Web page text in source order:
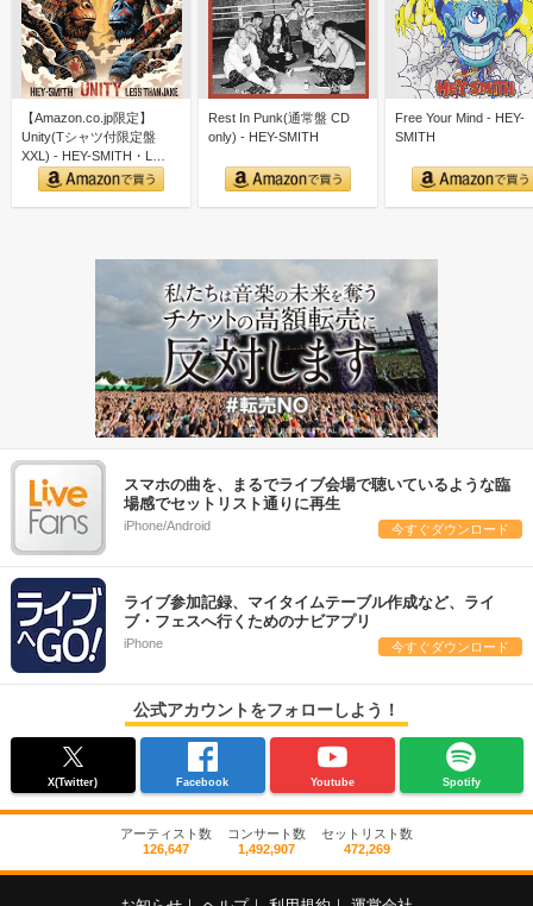
【Amazon.co.jp限定】
Unity(Tシャツ付限定盤
XXL) - HEY-SMITH・L…
Rest In Punk(通常盤 CD
only) - HEY-SMITH
Free Your Mind - HEY-
SMITH
スマホの曲を、まるでライブ会場で聴いているような臨
場感でセットリスト通りに再生
iPhone/Android 今すぐダウンロード
ライブ参加記録、マイタイムテーブル作成など、ライ
ブ・フェスへ行くためのナビアプリ
iPhone 今すぐダウンロード
公式アカウントをフォローしよう！
X(Twitter) Facebook Youtube Spotify
アーティスト数
126,647
コンサート数
1,492,907
セットリスト数
472,269